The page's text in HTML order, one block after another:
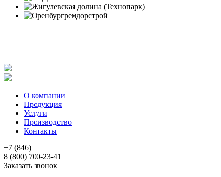
О компании
Продукция
Услуги
Производство
Контакты
+7 (846)
8 (800) 700-23-41
Заказать звонок